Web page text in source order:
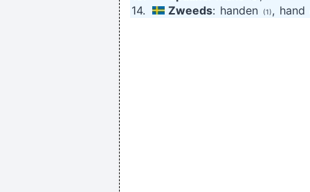
14.
Zweeds: handen (1), hand